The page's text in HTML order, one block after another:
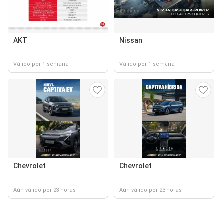
AKT
Válido por 1 semana
Nissan
Válido por 1 semana
Chevrolet
Aún válido por 23 horas
Chevrolet
Aún válido por 23 horas